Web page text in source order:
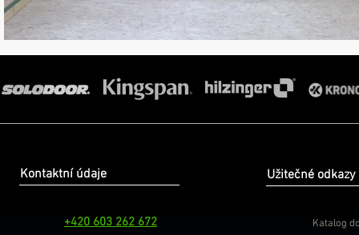
Kontaktní údaje
+420 603 262 672
Užitečné odkazy
Katalog